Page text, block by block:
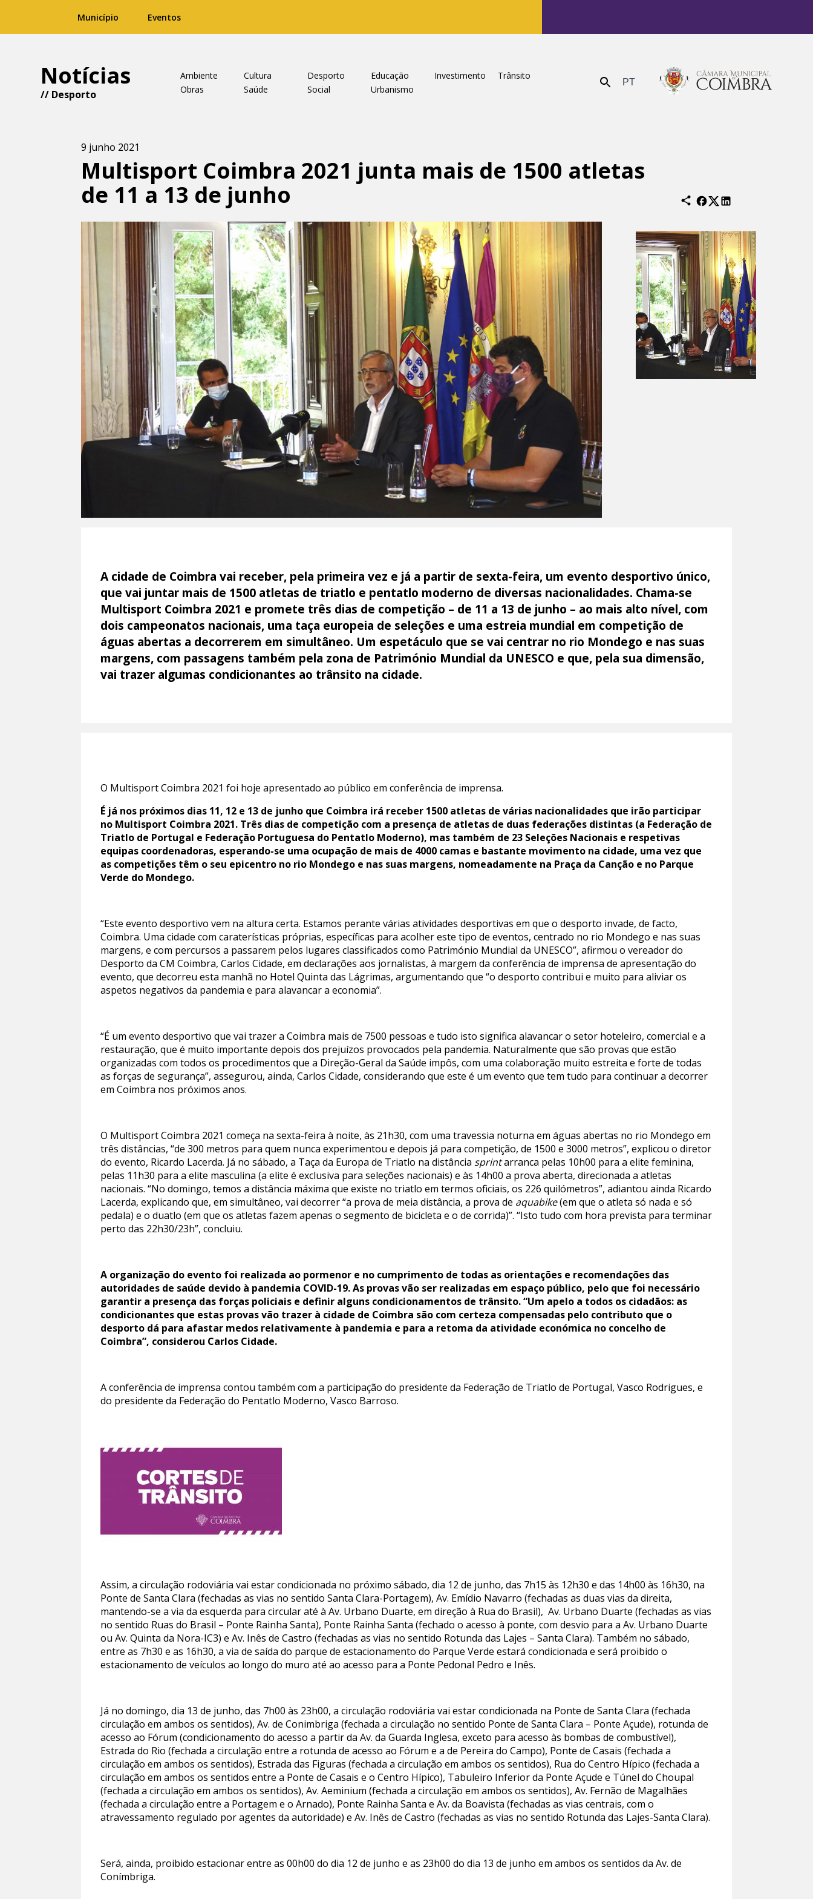
Município Eventos
Notícias
// Desporto
Ambiente Cultura Desporto Educação Investimento
Trânsito
Obras
Saúde Social Urbanismo Enviar PT
9 junho 2021
Multisport Coimbra 2021 junta mais de 1500 atletas
de 11 a 13 de junho
A cidade de Coimbra vai receber, pela primeira vez e já a partir de sexta-feira, um evento desportivo único,
que vai juntar mais de 1500 atletas de triatlo e pentatlo moderno de diversas nacionalidades. Chama-se
Multisport Coimbra 2021 e promete três dias de competição – de 11 a 13 de junho – ao mais alto nível, com
dois campeonatos nacionais, uma taça europeia de seleções e uma estreia mundial em competição de
águas abertas a decorrerem em simultâneo. Um espetáculo que se vai centrar no rio Mondego e nas suas
margens, com passagens também pela zona de Património Mundial da UNESCO e que, pela sua dimensão,
vai trazer algumas condicionantes ao trânsito na cidade.
O Multisport Coimbra 2021 foi hoje apresentado ao público em conferência de imprensa.
É já nos próximos dias 11, 12 e 13 de junho que Coimbra irá receber 1500 atletas de várias nacionalidades que irão participar
no Multisport Coimbra 2021. Três dias de competição com a presença de atletas de duas federações distintas (a Federação de
Triatlo de Portugal e Federação Portuguesa do Pentatlo Moderno), mas também de 23 Seleções Nacionais e respetivas
equipas coordenadoras, esperando-se uma ocupação de mais de 4000 camas e bastante movimento na cidade, uma vez que
as competições têm o seu epicentro no rio Mondego e nas suas margens, nomeadamente na Praça da Canção e no Parque
Verde do Mondego.
“Este evento desportivo vem na altura certa. Estamos perante várias atividades desportivas em que o desporto invade, de facto,
Coimbra. Uma cidade com caraterísticas próprias, específicas para acolher este tipo de eventos, centrado no rio Mondego e nas suas
margens, e com percursos a passarem pelos lugares classificados como Património Mundial da UNESCO”, afirmou o vereador do
Desporto da CM Coimbra, Carlos Cidade, em declarações aos jornalistas, à margem da conferência de imprensa de apresentação do
evento, que decorreu esta manhã no Hotel Quinta das Lágrimas, argumentando que “o desporto contribui e muito para aliviar os
aspetos negativos da pandemia e para alavancar a economia”.
“É um evento desportivo que vai trazer a Coimbra mais de 7500 pessoas e tudo isto significa alavancar o setor hoteleiro, comercial e a
restauração, que é muito importante depois dos prejuízos provocados pela pandemia. Naturalmente que são provas que estão
organizadas com todos os procedimentos que a Direção-Geral da Saúde impôs, com uma colaboração muito estreita e forte de todas
as forças de segurança”, assegurou, ainda, Carlos Cidade, considerando que este é um evento que tem tudo para continuar a decorrer
em Coimbra nos próximos anos.
O Multisport Coimbra 2021 começa na sexta-feira à noite, às 21h30, com uma travessia noturna em águas abertas no rio Mondego em
três distâncias, “de 300 metros para quem nunca experimentou e depois já para competição, de 1500 e 3000 metros”, explicou o diretor
do evento, Ricardo Lacerda. Já no sábado, a Taça da Europa de Triatlo na distância sprintarranca pelas 10h00 para a elite feminina,
pelas 11h30 para a elite masculina (a elite é exclusiva para seleções nacionais) e às 14h00 a prova aberta, direcionada a atletas
nacionais. “No domingo, temos a distância máxima que existe no triatlo em termos oficiais, os 226 quilómetros”, adiantou ainda Ricardo
Lacerda, explicando que, em simultâneo, vai decorrer “a prova de meia distância, a prova de aquabike(em que o atleta só nada e só
pedala) e o duatlo (em que os atletas fazem apenas o segmento de bicicleta e o de corrida)”. “Isto tudo com hora prevista para terminar
perto das 22h30/23h”, concluiu.
A organização do evento foi realizada ao pormenor e no cumprimento de todas as orientações e recomendações das
autoridades de saúde devido à pandemia COVID-19. As provas vão ser realizadas em espaço público, pelo que foi necessário
garantir a presença das forças policiais e definir alguns condicionamentos de trânsito. “Um apelo a todos os cidadãos: as
condicionantes que estas provas vão trazer à cidade de Coimbra são com certeza compensadas pelo contributo que o
desporto dá para afastar medos relativamente à pandemia e para a retoma da atividade económica no concelho de
Coimbra”, considerou Carlos Cidade.
A conferência de imprensa contou também com a participação do presidente da Federação de Triatlo de Portugal, Vasco Rodrigues, e
do presidente da Federação do Pentatlo Moderno, Vasco Barroso.
Assim, a circulação rodoviária vai estar condicionada no próximo sábado, dia 12 de junho, das 7h15 às 12h30 e das 14h00 às 16h30, na
Ponte de Santa Clara (fechadas as vias no sentido Santa Clara-Portagem), Av. Emídio Navarro (fechadas as duas vias da direita,
mantendo-se a via da esquerda para circular até à Av. Urbano Duarte, em direção à Rua do Brasil), Av. Urbano Duarte (fechadas as vias
no sentido Ruas do Brasil – Ponte Rainha Santa), Ponte Rainha Santa (fechado o acesso à ponte, com desvio para a Av. Urbano Duarte
ou Av. Quinta da Nora-IC3) e Av. Inês de Castro (fechadas as vias no sentido Rotunda das Lajes – Santa Clara). Também no sábado,
entre as 7h30 e as 16h30, a via de saída do parque de estacionamento do Parque Verde estará condicionada e será proibido o
estacionamento de veículos ao longo do muro até ao acesso para a Ponte Pedonal Pedro e Inês.
Já no domingo, dia 13 de junho, das 7h00 às 23h00, a circulação rodoviária vai estar condicionada na Ponte de Santa Clara (fechada
circulação em ambos os sentidos), Av. de Conimbriga (fechada a circulação no sentido Ponte de Santa Clara – Ponte Açude), rotunda de
acesso ao Fórum (condicionamento do acesso a partir da Av. da Guarda Inglesa, exceto para acesso às bombas de combustível),
Estrada do Rio (fechada a circulação entre a rotunda de acesso ao Fórum e a de Pereira do Campo), Ponte de Casais (fechada a
circulação em ambos os sentidos), Estrada das Figuras (fechada a circulação em ambos os sentidos), Rua do Centro Hípico (fechada a
circulação em ambos os sentidos entre a Ponte de Casais e o Centro Hípico), Tabuleiro Inferior da Ponte Açude e Túnel do Choupal
(fechada a circulação em ambos os sentidos), Av. Aeminium (fechada a circulação em ambos os sentidos), Av. Fernão de Magalhães
(fechada a circulação entre a Portagem e o Arnado), Ponte Rainha Santa e Av. da Boavista (fechadas as vias centrais, com o
atravessamento regulado por agentes da autoridade) e Av. Inês de Castro (fechadas as vias no sentido Rotunda das Lajes-Santa Clara).
Será, ainda, proibido estacionar entre as 00h00 do dia 12 de junho e as 23h00 do dia 13 de junho em ambos os sentidos da Av. de
Conímbriga.